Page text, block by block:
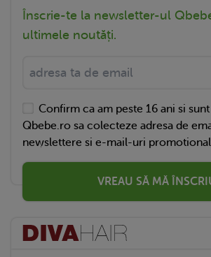
Înscrie-te la newsletter-ul
ultimele noutăți.
Confirm ca am peste 16 ani si
Qbebe.ro sa colecteze adresa de
newslettere si e-mail-uri
VREAU SĂ MĂ